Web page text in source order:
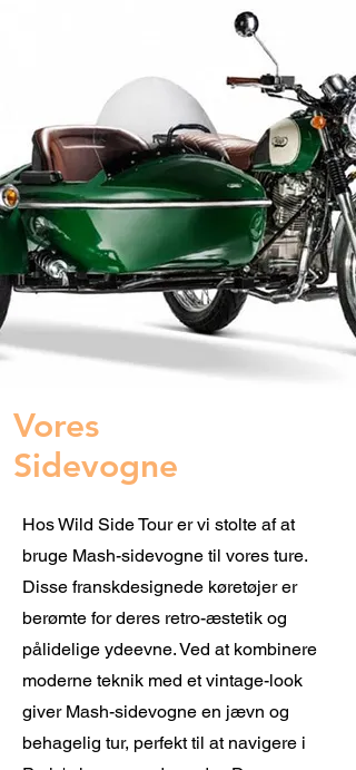
Vores
Sidevogne
Hos Wild Side Tour er vi stolte af at
bruge Mash-sidevogne til vores ture.
Disse franskdesignede køretøjer er
berømte for deres retro-æstetik og
pålidelige ydeevne. Ved at kombinere
moderne teknik med et vintage-look
giver Mash-sidevogne en jævn og
behagelig tur, perfekt til at navigere i